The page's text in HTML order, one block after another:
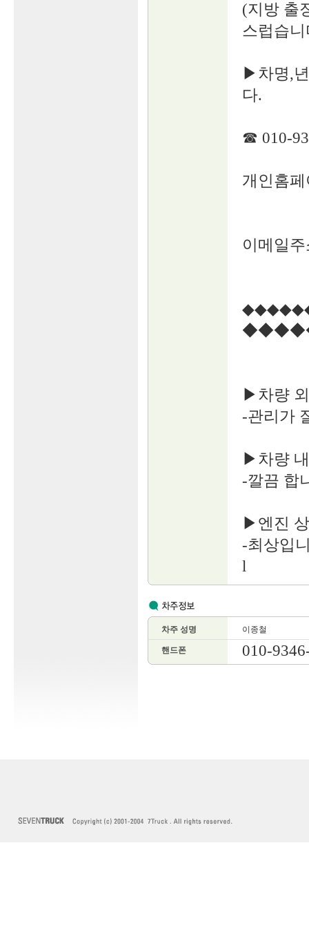
(지방 출
스럽습
▶차명,
다.
☎ 010-
개인홈페
이메일주
▶차량
-관리가
▶차량
-깔끔 합
▶엔진
-최상입
l
차주 성명 이종철
핸드폰 010-